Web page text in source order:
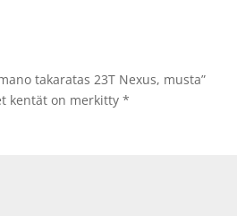
takaratas 23T Nexus, musta”
kentät on merkitty*